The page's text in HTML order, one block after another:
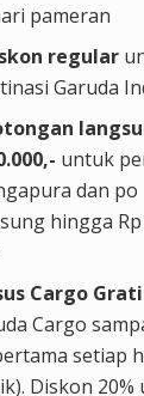
pameran
regular
Garuda
untuk
dan po
hingga Rp
Cargo
Cargo
setiap
. Diskon